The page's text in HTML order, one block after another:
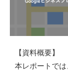
【資料概要】
本レポートで